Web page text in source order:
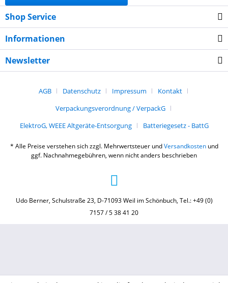
Shop Service
Informationen
Newsletter
AGB Datenschutz Impressum
Kontakt
Verpackungsverordnung / VerpackG
ElektroG, WEEE Altgeräte-Entsorgung
Batteriegesetz - BattG
* Alle Preise verstehen sich zzgl. Mehrwertsteuer undVersandkostenund
ggf. Nachnahmegebühren, wenn nicht anders beschrieben
Udo Berner, Schulstraße 23, D-71093 Weil im Schönbuch, Tel.: +49 (0)
7157 / 5 38 41 20